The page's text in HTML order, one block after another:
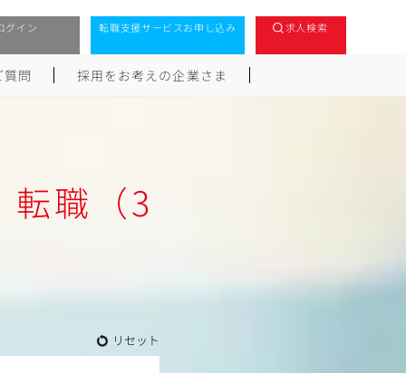
グイン 転職支援サービスお申し込み 求人検索
質問 採用をお考えの企業さま
転職（3
リセット